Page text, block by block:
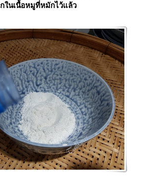
นเนื้อหมูที่หมักไว้แล้ว